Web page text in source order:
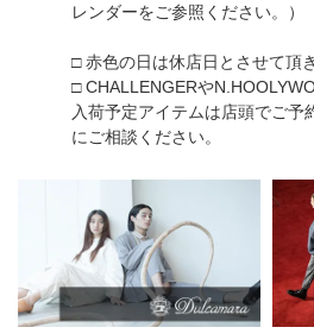
レンダーをご参照ください。）
□ 赤色の日は休店日とさせて頂
□ CHALLENGERや
入荷予定アイテムは店頭でご予
にご相談ください。